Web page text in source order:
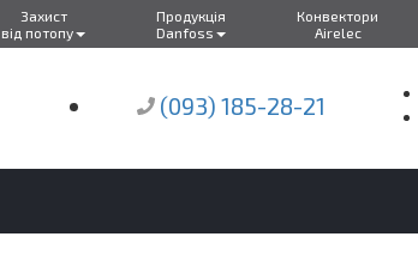
(093) 185-28-21
Захист
від потопу
Продукція
Danfoss
Конвектори
Airelec